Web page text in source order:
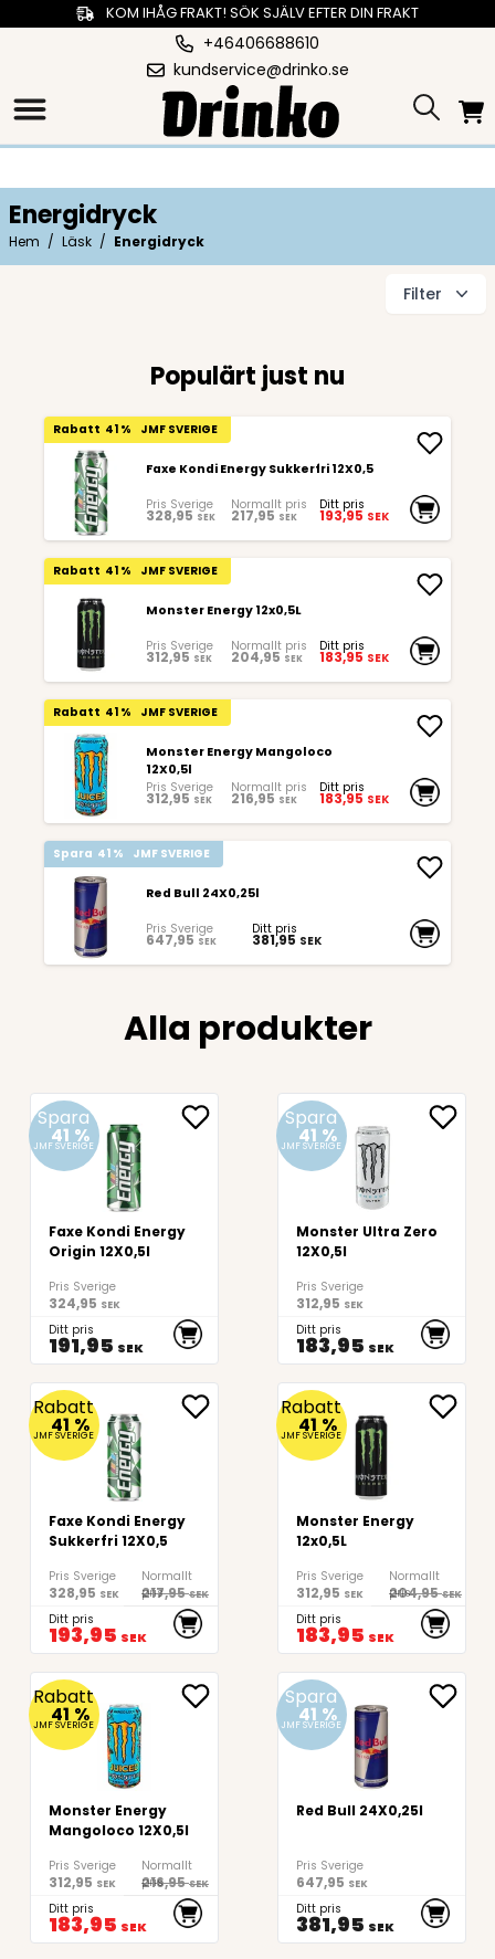
KOM IHÅG FRAKT! SÖK SJÄLV EFTER DIN FRAKT
+46406688610
kundservice@drinko.se
Energidryck
Hem / Läsk / Energidryck
Filter
Populärt just nu
Rabatt 41 % JMF SVERIGE
Faxe Kondi Energy Sukkerfri 12X0,5
Pris Sverige
328,95 SEK
Normallt pris
217,95 SEK
Ditt pris
193,95 SEK
Rabatt 41 % JMF SVERIGE
Monster Energy 12x0,5L
Pris Sverige
312,95 SEK
Normallt pris
204,95 SEK
Ditt pris
183,95 SEK
Rabatt 41 % JMF SVERIGE
Monster Energy Mangoloco
12X0,5l
Pris Sverige
312,95 SEK
Normallt pris
216,95 SEK
Ditt pris
183,95 SEK
Spara 41 % JMF SVERIGE
Red Bull 24X0,25l
Pris Sverige
647,95 SEK
Ditt pris
381,95 SEK
Alla produkter
Spara
41 %
JMF SVERIGE
Faxe Kondi Energy
Origin 12X0,5l
Pris Sverige
324,95 SEK
Ditt pris
191,95 SEK
Spara
41 %
JMF SVERIGE
Monster Ultra Zero
12X0,5l
Pris Sverige
312,95 SEK
Ditt pris
183,95 SEK
Rabatt
41 %
JMF SVERIGE
Faxe Kondi Energy
Sukkerfri 12X0,5
Pris Sverige
328,95 SEK
Normallt
pris
217,95 SEK
Ditt pris
193,95 SEK
Rabatt
41 %
JMF SVERIGE
Monster Energy
12x0,5L
Pris Sverige
312,95 SEK
Normallt
pris
204,95 SEK
Ditt pris
183,95 SEK
Rabatt
41 %
JMF SVERIGE
Monster Energy
Mangoloco 12X0,5l
Pris Sverige
312,95 SEK
Normallt
pris
216,95 SEK
Ditt pris
183,95 SEK
Spara
41 %
JMF SVERIGE
Red Bull 24X0,25l
Pris Sverige
647,95 SEK
Ditt pris
381,95 SEK